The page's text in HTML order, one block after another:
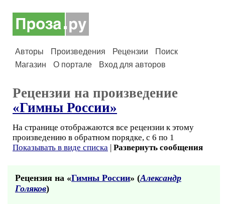
Авторы Произведения Рецензии
Поиск
Магазин
О портале Вход для авторов
Рецензии на произведение
«Гимны России»
На странице отображаются все рецензии к этому
произведению в обратном порядке, с 6 по 1
Показывать в виде списка | Развернуть сообщения
Рецензия на «Гимны России» (Александр
Голяков)